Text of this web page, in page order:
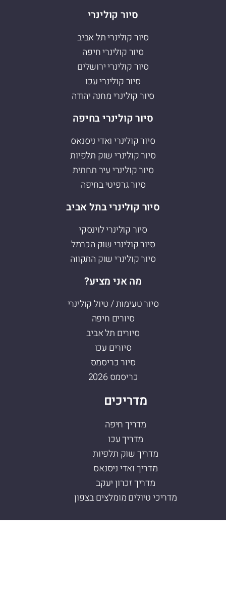
סיור קולינרי
סיור קולינרי תל אביב
סיור קולינרי חיפה
סיור קולינרי ירושלים
סיור קולינרי עכו
סיור קולינרי מחנה יהודה
סיור קולינרי בחיפה
סיור קולינרי ואדי ניסנאס
סיור קולינרי שוק תלפיות
סיור קולינרי עיר תחתית
סיור גרפיטי בחיפה
סיור קולינרי בתל אביב
סיור קולינרי לוינסקי
סיור קולינרי שוק הכרמל
סיור קולינרי שוק התקווה
מה אני מציע?
סיור טעימות / טיול קולינרי
סיורים חיפה
סיורים תל אביב
סיורים עכו
סיור כריסמס
כריסמס 2026
מדריכים
מדריך חיפה
מדריך עכו
מדריך שוק תלפיות
מדריך ואדי ניסנאס
מדריך זכרון יעקב
מדריכי טיולים מומלצים בצפון